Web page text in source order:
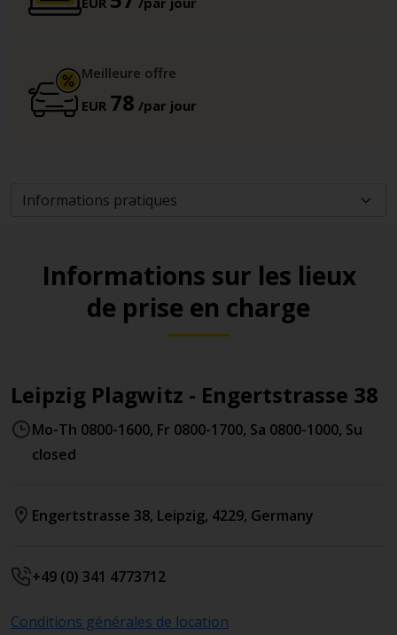
Meilleure offre
EUR 78 /par jour
Informations sur les lieux
de prise en charge
Leipzig Plagwitz - Engertstrasse 38
Mo-Th 0800-1600, Fr 0800-1700, Sa 0800-1000, Su
closed
Engertstrasse 38, Leipzig, 4229, Germany
+49 (0) 341 4773712
Conditions générales de location